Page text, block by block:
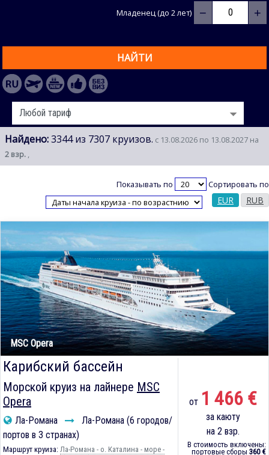
Младенец (до 2 лет) − +
НАЙТИ
Найдено:3344 из 7307 круизов. с 13.08.2026 по 13.08.2027 на
2 взр. ,
Показывать по Сортировать по
EUR RUB
MSC Opera
Карибский бассейн
Морской круиз на лайнере MSC
Opera
Ла-Романа
Ла-Романа (6 городов/
портов в 3 странах)
Маршрут круиза: Ла-Романа - о. Каталина - море -
от 1 466 €
за каюту
на 2 взр.
В стоимость включены:
портовые сборы 360 €